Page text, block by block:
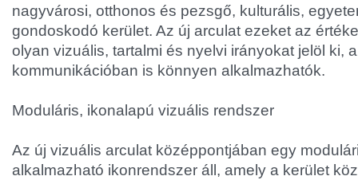
nagyvárosi, otthonos és pezsgő, kulturális,
gondoskodó kerület. Az új arculat ezeket az
olyan vizuális, tartalmi és nyelvi irányokat jelöl ki,
kommunikációban is könnyen alkalmazhatók.
Moduláris, ikonalapú vizuális rendszer
Az új vizuális arculat középpontjában egy
alkalmazható ikonrendszer áll, amely a kerület